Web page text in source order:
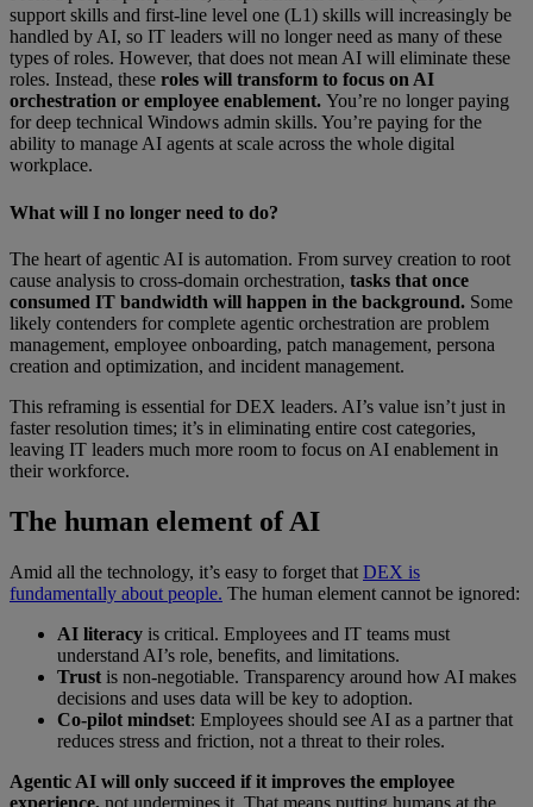
support skills and first-line level one (L1) skills will increasingly be
handled by AI, so IT leaders will no longer need as many of these
types of roles. However, that does not mean AI will eliminate these
roles. Instead, these roles will transform to focus on AI
orchestration or employee enablement. You’re no longer paying
for deep technical Windows admin skills. You’re paying for the
ability to manage AI agents at scale across the whole digital
workplace.
What will I no longer need to do?
The heart of agentic AI is automation. From survey creation to root
cause analysis to cross-domain orchestration, tasks that once
consumed IT bandwidth will happen in the background. Some
likely contenders for complete agentic orchestration are problem
management, employee onboarding, patch management, persona
creation and optimization, and incident management.
This reframing is essential for DEX leaders. AI’s value isn’t just in
faster resolution times; it’s in eliminating entire cost categories,
leaving IT leaders much more room to focus on AI enablement in
their workforce.
The human element of AI
Amid all the technology, it’s easy to forget that DEX is
fundamentally about people. The human element cannot be ignored:
AI literacy is critical. Employees and IT teams must
understand AI’s role, benefits, and limitations.
Trust is non-negotiable. Transparency around how AI makes
decisions and uses data will be key to adoption.
Co-pilot mindset: Employees should see AI as a partner that
reduces stress and friction, not a threat to their roles.
Agentic AI will only succeed if it improves the employee
experience, not undermines it. That means putting humans at the